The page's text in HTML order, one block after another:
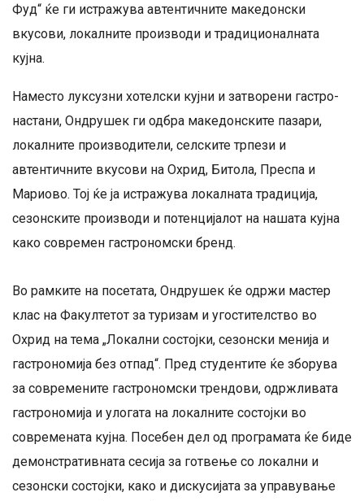
Фуд“ ќе ги истражува автентичните македонски
вкусови, локалните производи и традиционалната
кујна.
Наместо луксузни хотелски кујни и затворени гастро-
настани, Ондрушек ги одбра македонските пазари,
локалните производители, селските трпези и
автентичните вкусови на Охрид, Битола, Преспа и
Мариово. Тој ќе ја истражува локалната традиција,
сезонските производи и потенцијалот на нашата кујна
како современ гастрономски бренд.
Во рамките на посетата, Ондрушек ќе одржи мастер
клас на Факултетот за туризам и угостителство во
Охрид на тема „Локални состојки, сезонски менија и
гастрономија без отпад“. Пред студентите ќе зборува
за современите гастрономски трендови, одржливата
гастрономија и улогата на локалните состојки во
современата кујна. Посебен дел од програмата ќе биде
демонстративната сесија за готвење со локални и
сезонски состојки, како и дискусијата за управување